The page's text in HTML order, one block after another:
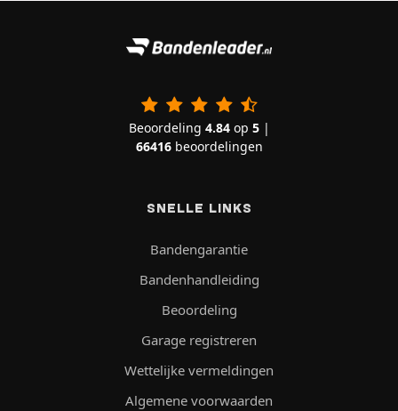
Beoordeling 4.84op 5|
66416beoordelingen
SNELLE LINKS
Bandengarantie
Bandenhandleiding
Beoordeling
Garage registreren
Wettelijke vermeldingen
Algemene voorwaarden